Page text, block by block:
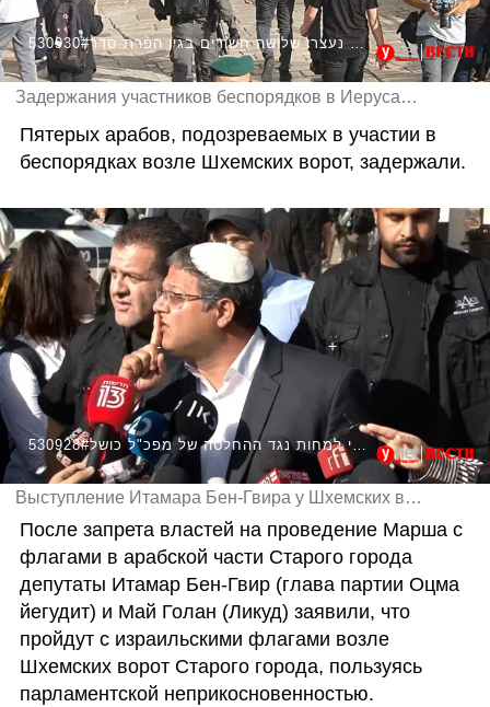
530930#בעקבות הגעתו של בן גביר ומחאה באזור שער שכם נעצרו שלושה חשודים בגין הפרת סדר
Задержания участников беспорядков в Иерусалиме
Пятерых арабов, подозреваемых в участии в
беспорядках возле Шхемских ворот, задержали.
Выступление Итамара Бен-Гвира у Шхемских ворот Старого города (иврит)
После запрета властей на проведение Марша с
флагами в арабской части Старого города
депутаты Итамар Бен-Гвир (глава партии Оцма
йегудит) и Май Голан (Ликуд) заявили, что
пройдут с израильскими флагами возле
Шхемских ворот Старого города, пользуясь
парламентской неприкосновенностью.